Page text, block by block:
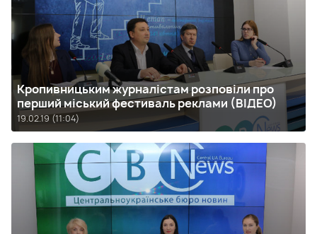
Кропивницьким журналістам розповіли про
перший міський фестиваль реклами (ВІДЕО)
19.02.19 (11:04)